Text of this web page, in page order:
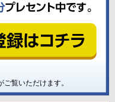
ご覧いただけます。